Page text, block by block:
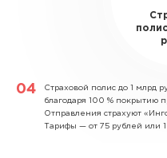
Страховой полис до 1 млрд
благодаря 100 % покрытию
Отправления страхуют
Тарифы — от 75 рублей или 1